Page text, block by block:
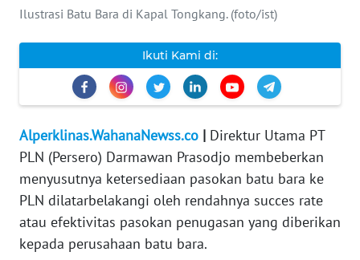
Ilustrasi Batu Bara di Kapal Tongkang. (foto/ist)
Ikuti Kami di:
Alperklinas.WahanaNewss.co | Direktur Utama PT
PLN (Persero) Darmawan Prasodjo membeberkan
menyusutnya ketersediaan pasokan batu bara ke
PLN dilatarbelakangi oleh rendahnya succes rate
atau efektivitas pasokan penugasan yang diberikan
kepada perusahaan batu bara.
INFO
PEDOMAN
MEDIA
SIBER
REDAKSI
KARIR